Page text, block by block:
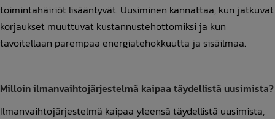
toimintahäiriöt lisääntyvät. Uusiminen kannattaa, kun jatkuvat
korjaukset muuttuvat kustannustehottomiksi ja kun
tavoitellaan parempaa energiatehokkuutta ja sisäilmaa.
Milloin ilmanvaihtojärjestelmä kaipaa täydellistä uusimista?
Ilmanvaihtojärjestelmä kaipaa yleensä täydellistä uusimista,